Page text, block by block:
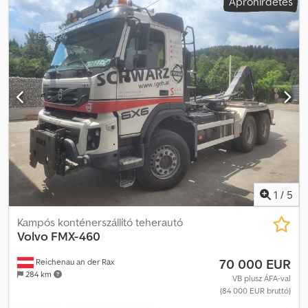
kibocsátási osztály:Euro 6, Gyártási év: 2021 , Felszereltség:ABS,
AdBlue, EBS (Elektronikus fékrendszer), elektromos
ablakemelő, hűtőszekrény, ködlámpák, központi zár,
légkondicionálás, légterelő, tempomat, = További opciók és
tartozékok = - Laprugós felfüggesztés - Tetős spoiler -
Klímaberendezés - Légrugós ülések - Rádió/CD-lejátszó -
Alvókabín - Oldalsó spoilerek - Napellenző = Megjegyzések =
Volvo FH460 2021 11-2021 Standard fehér YV2RTY0A0NB362711 525
479 km I-save, I-Park, új tachográf G2v2 = További információk =
Első tengely: kormányozható Motor hengerűrtartalma: 12 777 ccm
Üres tömeg: 8153 kg Megengedett rakomány: 27 694 kg
Megengedett össztömeg: 35 847 kg Dkodpfx Acezmxtyjdjr
Műszaki vizsga (APK): érvényes 2026.09-ig
1 / 5
Reichenau an der Rax
284 km
Kampós konténerszállító teherautó
Volvo FMX-460
70 000 EUR
VB plusz ÁFA-val
(84 000 EUR bruttó)